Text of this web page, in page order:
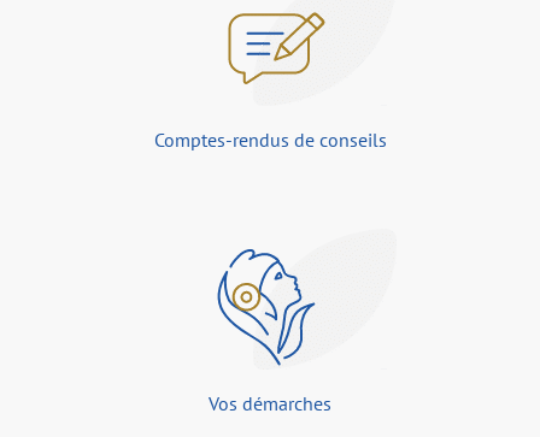
Comptes-rendus de conseils
Vos démarches